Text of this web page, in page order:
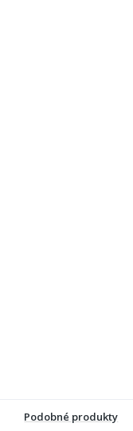
Podobné produkty